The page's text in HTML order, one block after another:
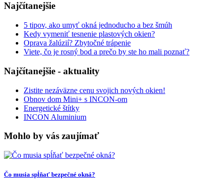
Najčítanejšie
5 tipov, ako umyť okná jednoducho a bez šmúh
Kedy vymeniť tesnenie plastových okien?
Oprava žalúzií? Zbytočné trápenie
Viete, čo je rosný bod a prečo by ste ho mali poznať?
Najčítanejšie - aktuality
Zistite nezáväzne cenu svojich nových okien!
Obnov dom Mini+ s INCON-om
Energetické štítky
INCON Aluminium
Mohlo by vás zaujímať
Čo musia spĺňať bezpečné okná?